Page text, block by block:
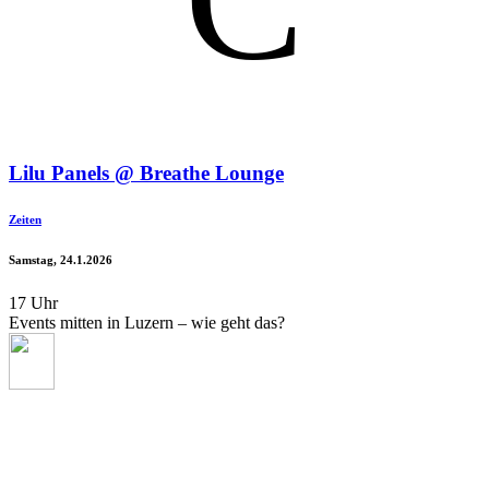
Lilu Panels @ Breathe Lounge
Zeiten
Samstag, 24.1.2026
17 Uhr
Events mitten in Luzern – wie geht das?